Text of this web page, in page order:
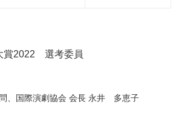
賞2022 選考委員
、国際演劇協会 会長 永井 多恵子